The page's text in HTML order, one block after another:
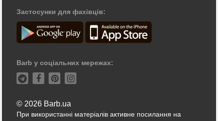
Застосунки для фахівців:
Barb у соціальних мережах:
© 2026 Barb.ua
При використанні матеріалів активне посилання на